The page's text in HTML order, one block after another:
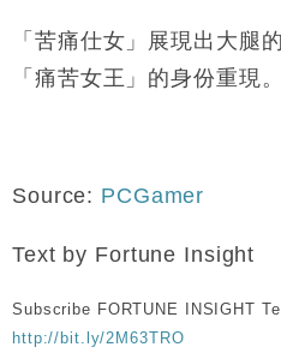
「苦痛仕女」展現出大腿
「痛苦女王」的身份重現。
Source: PCGamer
Text by Fortune Insight
Subscribe FORTUNE INSIGHT
http://bit.ly/2M63TRO